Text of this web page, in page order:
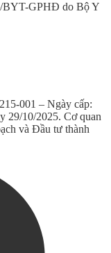
BYT-GPHĐ do Bộ Y
001 – Ngày cấp:
29/10/2025. Cơ quan
và Đầu tư thành